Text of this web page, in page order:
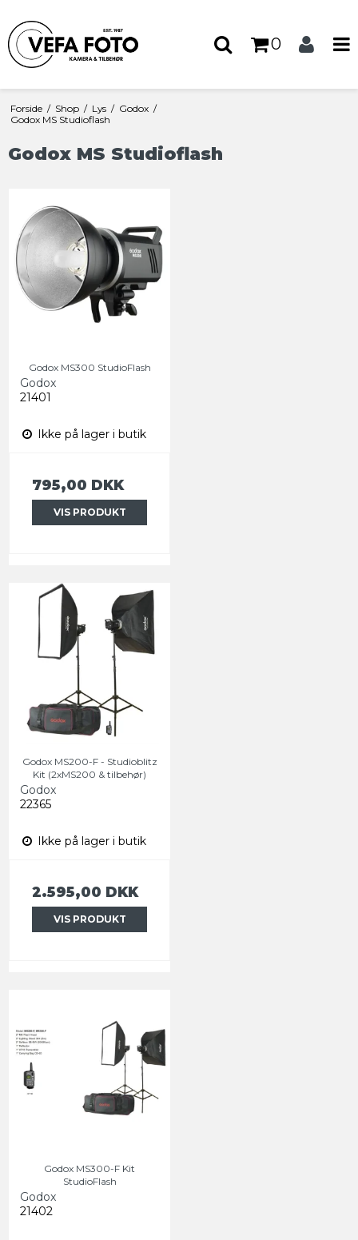
0
Forside / Shop / Lys / Godox /
Godox MS Studioflash
Godox MS Studioflash
Godox MS300 StudioFlash
Godox
21401
Ikke på lager i butik
795,00 DKK
VIS PRODUKT
Godox MS200-F - Studioblitz
Kit (2xMS200 & tilbehør)
Godox
22365
Ikke på lager i butik
2.595,00 DKK
VIS PRODUKT
Godox MS300-F Kit
StudioFlash
Godox
21402